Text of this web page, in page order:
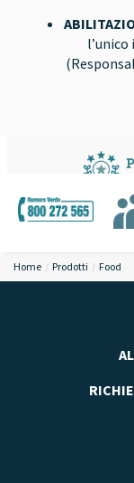
Home Prodotti Food